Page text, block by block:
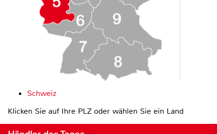
Schweiz
Klicken Sie auf Ihre PLZ oder wählen Sie ein Land